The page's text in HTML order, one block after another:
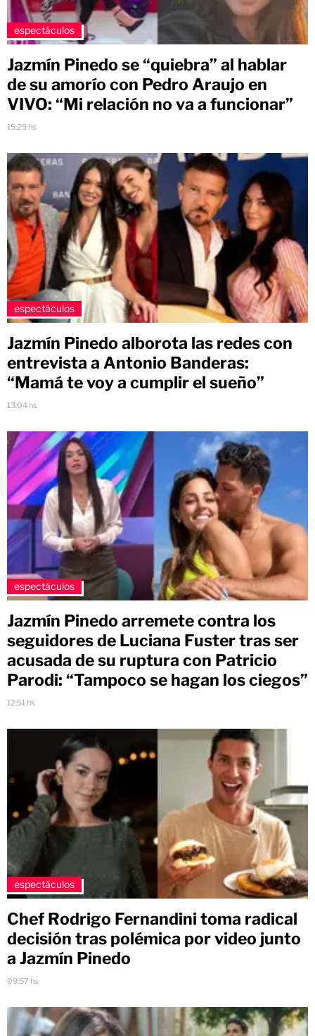
espectáculos
Jazmín Pinedo se “quiebra” al hablar
de su amorío con Pedro Araujo en
VIVO: “Mi relación no va a funcionar”
15:25 hs
espectáculos
Jazmín Pinedo alborota las redes con
entrevista a Antonio Banderas:
“Mamá te voy a cumplir el sueño”
13:04 hs
espectáculos
Jazmín Pinedo arremete contra los
seguidores de Luciana Fuster tras ser
acusada de su ruptura con Patricio
Parodi: “Tampoco se hagan los ciegos”
12:51 hs
espectáculos
Chef Rodrigo Fernandini toma radical
decisión tras polémica por video junto
a Jazmín Pinedo
09:57 hs